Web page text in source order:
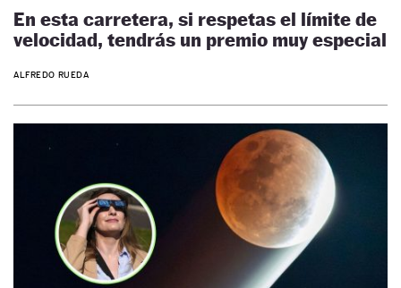
En esta carretera, si respetas el límite de
velocidad, tendrás un premio muy especial
ALFREDO RUEDA